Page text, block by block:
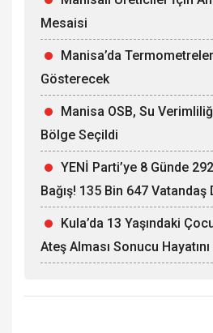
Mesaisi
Manisa’da
Gösterecek
Manisa OSB, Su
Bölge Seçildi
YENİ Parti’ye 8 Günde
Bağış! 135 Bin 647 Vatandaş
Kula’da 13 Yaşındaki
Ateş Alması Sonucu